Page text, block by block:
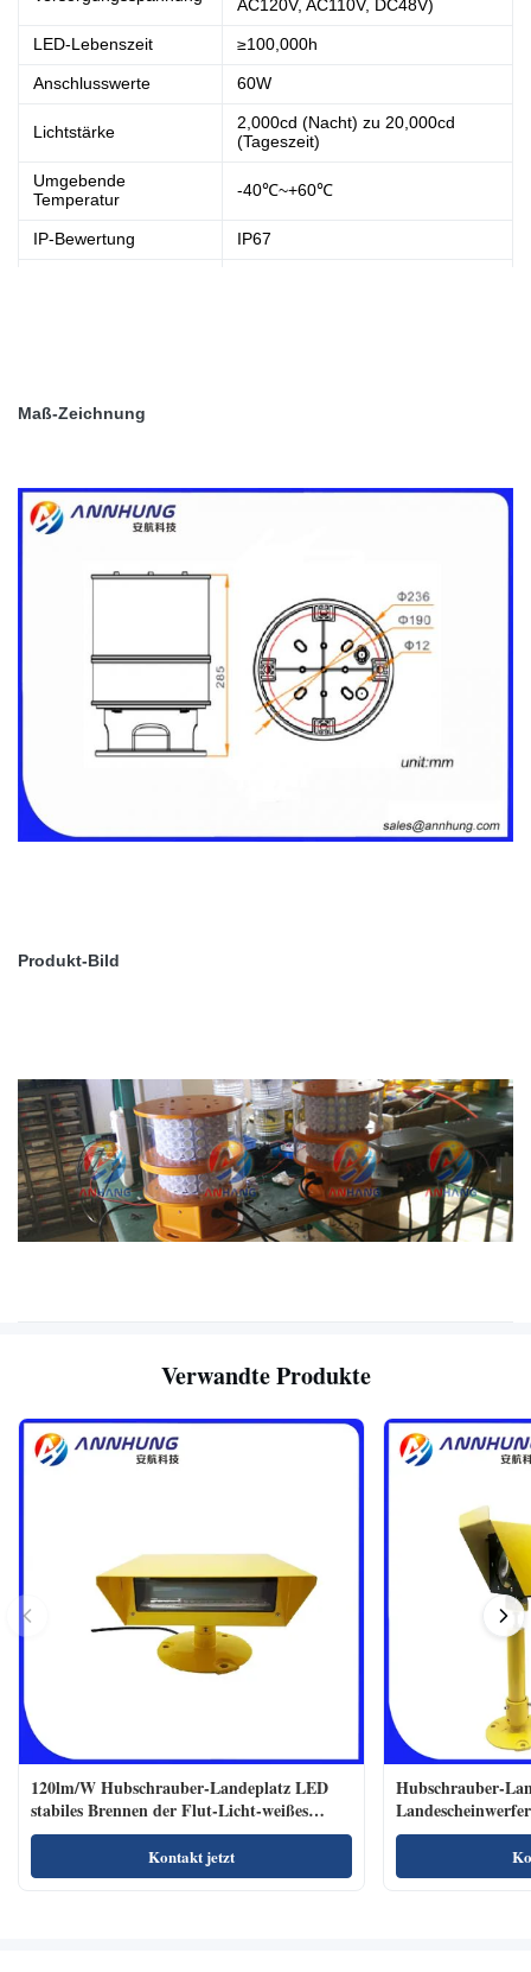
AC120V, AC110V, DC48V)
LED-Lebenszeit ≥100,000h
Anschlusswerte 60W
Lichtstärke
2,000cd (Nacht) zu 20,000cd
(Tageszeit)
Umgebende
Temperatur
-40℃~+60℃
IP-Bewertung IP67
Maß-Zeichnung
Produkt-Bild
Verwandte Produkte
120lm/W Hubschrauber-Landeplatz LED
stabiles Brennen der Flut-Licht-weißes
Farbe110-240vac
Kontakt jetzt
Hubschrauber-
Polycarbonats-